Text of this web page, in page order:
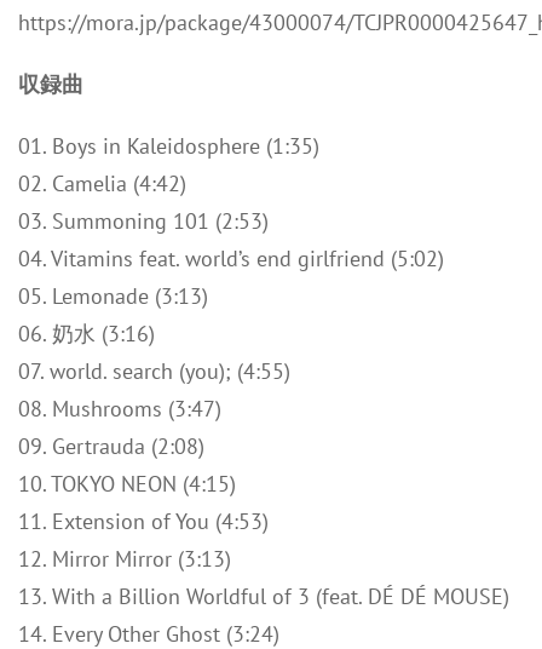
https://mora.jp/package/43000074/
収録曲
01. Boys in Kaleidosphere (1:35)
02. Camelia (4:42)
03. Summoning 101 (2:53)
04. Vitamins feat. world’s end girlfriend (5:02)
05. Lemonade (3:13)
06. 奶水 (3:16)
07. world. search (you); (4:55)
08. Mushrooms (3:47)
09. Gertrauda (2:08)
10. TOKYO NEON (4:15)
11. Extension of You (4:53)
12. Mirror Mirror (3:13)
13. With a Billion Worldful of 3 (feat. DÉ DÉ MOUSE)
14. Every Other Ghost (3:24)